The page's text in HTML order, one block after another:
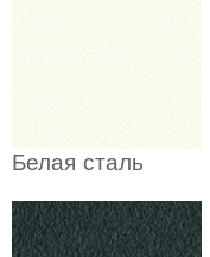
Белая сталь